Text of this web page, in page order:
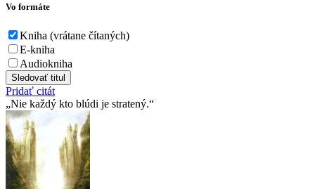
Vo formáte
Kniha (vrátane čítaných)
E-kniha
Audiokniha
Sledovať titul
Pridať citát
Nie každý kto blúdi je stratený.